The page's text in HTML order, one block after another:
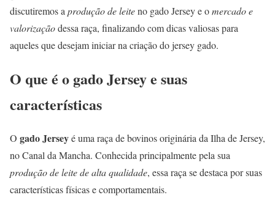
discutiremos a produção de leiteno gado Jersey e omercado e
valorizaçãodessa raça, finalizando com dicas valiosas para
aqueles que desejam iniciar na criação do jersey gado.
O que é o gado Jersey e suas
características
O gado Jerseyé uma raça de bovinos originária da Ilha de Jersey,
no Canal da Mancha. Conhecida principalmente pela sua
produção de leite de alta qualidade, essa raça se destaca por suas
características físicas e comportamentais.